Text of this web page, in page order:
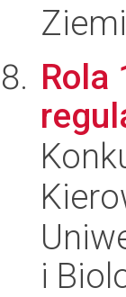
Ziemi
Rola
i